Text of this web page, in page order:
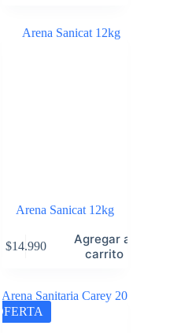
Arena Sanicat 12kg
$14.990
Agregar al
carrito
OFERTA